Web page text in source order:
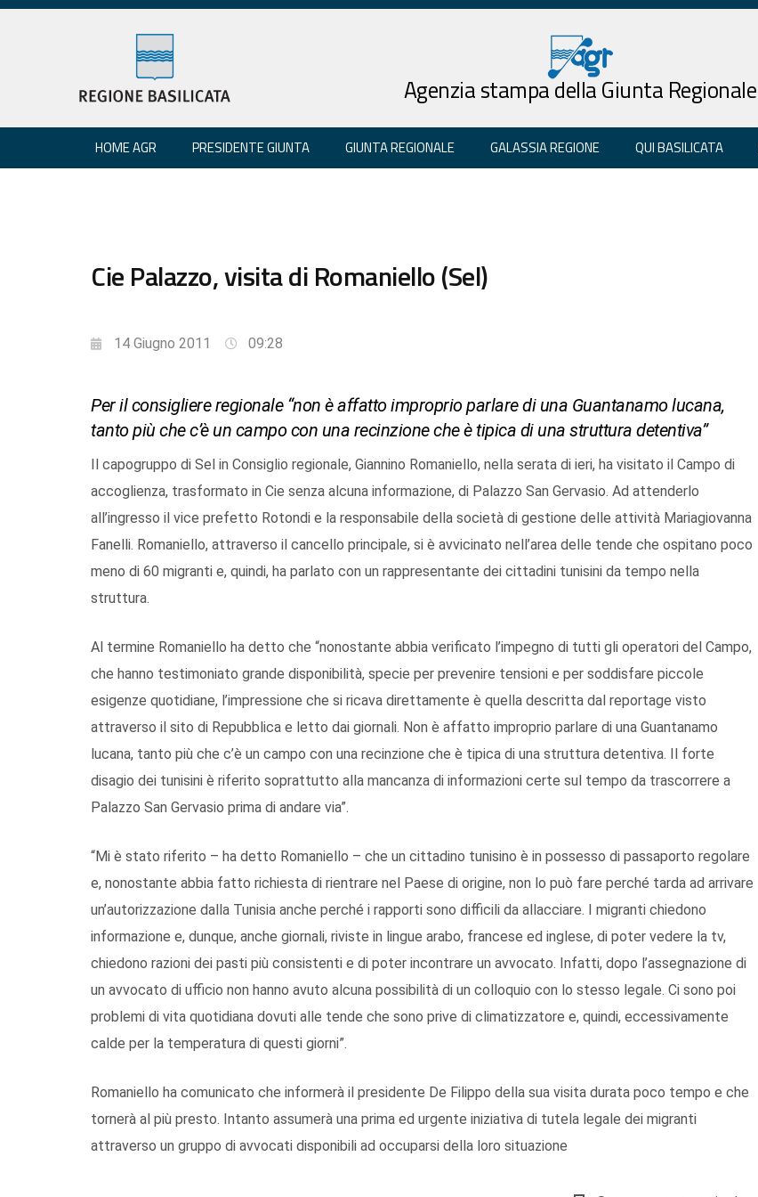
Agenzia stampa della Giunta Regionale
HOME AGR PRESIDENTE GIUNTA GIUNTA REGIONALE GALASSIA REGIONE QUI BASILICATA
Cie Palazzo, visita di Romaniello (Sel)
14 Giugno 2011 09:28
Per il consigliere regionale “non è affatto improprio parlare di una Guantanamo lucana,
tanto più che c’è un campo con una recinzione che è tipica di una struttura detentiva”
Il capogruppo di Sel in Consiglio regionale, Giannino Romaniello, nella serata di ieri, ha visitato il Campo di
accoglienza, trasformato in Cie senza alcuna informazione, di Palazzo San Gervasio. Ad attenderlo
all’ingresso il vice prefetto Rotondi e la responsabile della società di gestione delle attività Mariagiovanna
Fanelli. Romaniello, attraverso il cancello principale, si è avvicinato nell’area delle tende che ospitano poco
meno di 60 migranti e, quindi, ha parlato con un rappresentante dei cittadini tunisini da tempo nella
struttura.
Al termine Romaniello ha detto che “nonostante abbia verificato l’impegno di tutti gli operatori del Campo,
che hanno testimoniato grande disponibilità, specie per prevenire tensioni e per soddisfare piccole
esigenze quotidiane, l’impressione che si ricava direttamente è quella descritta dal reportage visto
attraverso il sito di Repubblica e letto dai giornali. Non è affatto improprio parlare di una Guantanamo
lucana, tanto più che c’è un campo con una recinzione che è tipica di una struttura detentiva. Il forte
disagio dei tunisini è riferito soprattutto alla mancanza di informazioni certe sul tempo da trascorrere a
Palazzo San Gervasio prima di andare via”.
“Mi è stato riferito – ha detto Romaniello – che un cittadino tunisino è in possesso di passaporto regolare
e, nonostante abbia fatto richiesta di rientrare nel Paese di origine, non lo può fare perché tarda ad arrivare
un’autorizzazione dalla Tunisia anche perché i rapporti sono difficili da allacciare. I migranti chiedono
informazione e, dunque, anche giornali, riviste in lingue arabo, francese ed inglese, di poter vedere la tv,
chiedono razioni dei pasti più consistenti e di poter incontrare un avvocato. Infatti, dopo l’assegnazione di
un avvocato di ufficio non hanno avuto alcuna possibilità di un colloquio con lo stesso legale. Ci sono poi
problemi di vita quotidiana dovuti alle tende che sono prive di climatizzatore e, quindi, eccessivamente
calde per la temperatura di questi giorni”.
Romaniello ha comunicato che informerà il presidente De Filippo della sua visita durata poco tempo e che
tornerà al più presto. Intanto assumerà una prima ed urgente iniziativa di tutela legale dei migranti
attraverso un gruppo di avvocati disponibili ad occuparsi della loro situazione